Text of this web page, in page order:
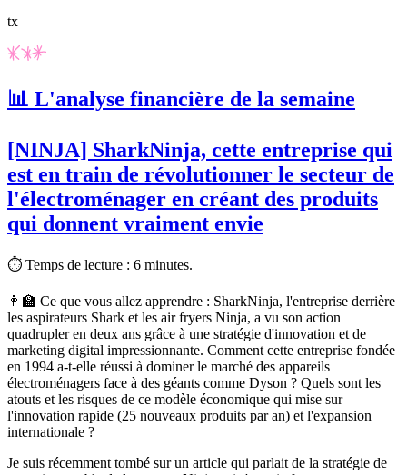
tx
📊 L'analyse financière de la semaine
[NINJA] SharkNinja, cette entreprise qui
est en train de révolutionner le secteur de
l'électroménager en créant des produits
qui donnent vraiment envie
⏱ Temps de lecture : 6 minutes.
👩‍🏫 Ce que vous allez apprendre : SharkNinja, l'entreprise derrière
les aspirateurs Shark et les air fryers Ninja, a vu son action
quadrupler en deux ans grâce à une stratégie d'innovation et de
marketing digital impressionnante. Comment cette entreprise fondée
en 1994 a-t-elle réussi à dominer le marché des appareils
électroménagers face à des géants comme Dyson ? Quels sont les
atouts et les risques de ce modèle économique qui mise sur
l'innovation rapide (25 nouveaux produits par an) et l'expansion
internationale ?
Je suis récemment tombé sur un article qui parlait de la stratégie de